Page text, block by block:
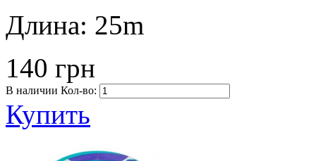
Длина: 25m
140 грн
В наличии Кол-во:
Купить